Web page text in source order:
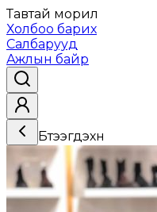
Тавтай морил
Холбоо барих
Салбарууд
Ажлын байр
Бүтээгдэхүүн